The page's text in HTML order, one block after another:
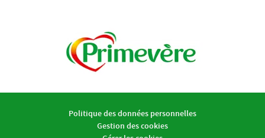
Politique des données personnelles
Gestion des cookies